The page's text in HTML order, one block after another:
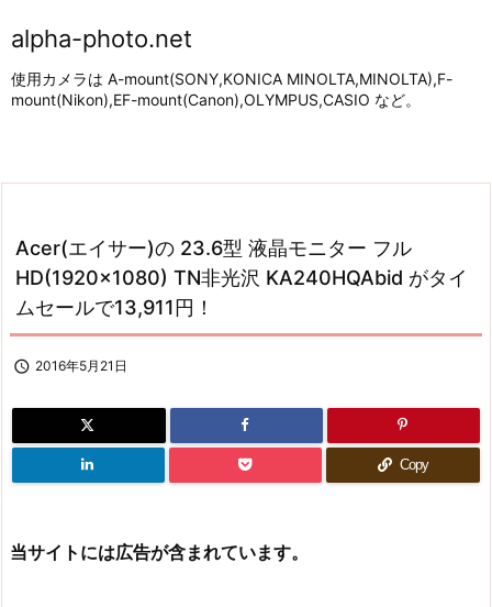
alpha-photo.net
使用カメラは A-mount(SONY,KONICA MINOLTA,MINOLTA),F-
mount(Nikon),EF-mount(Canon),OLYMPUS,CASIO など。
Acer(エイサー)の 23.6型 液晶モニター フル
HD(1920×1080) TN非光沢 KA240HQAbid がタイ
ムセールで13,911円！
 2016年5月21日
Copy
当サイトには広告が含まれています。